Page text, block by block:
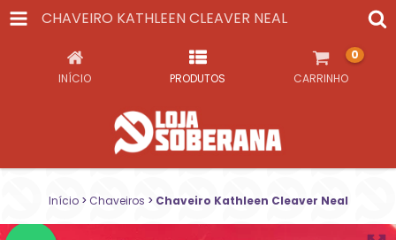
CHAVEIRO KATHLEEN CLEAVER NEAL
INÍCIO PRODUTOS CARRINHO
0
Início > Chaveiros > Chaveiro Kathleen Cleaver Neal